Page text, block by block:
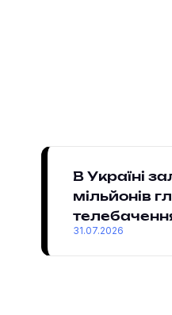
В Україні
мільйонів
31.07.2026